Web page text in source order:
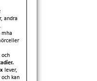
andra
mha
och
lever,
och kan